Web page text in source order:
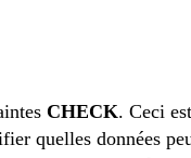
CHECK. Ceci
quelles données